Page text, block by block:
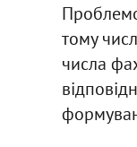
тому
числа